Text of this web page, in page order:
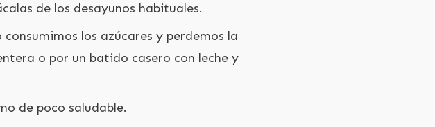
de los desayunos habituales.
los azúcares y perdemos la
o por un batido casero con leche y
de poco saludable.